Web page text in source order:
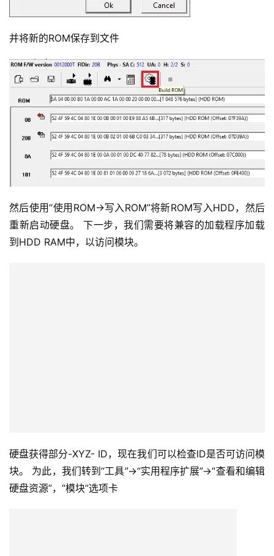
并将新的ROM保存到文件
然后使用“使用ROM->写入ROM”将新ROM写入HDD，然后
重新启动硬盘。 下一步，我们需要将兼容的加载程序加载
到HDD RAM中，以访问模块。
硬盘获得部分-XYZ- ID，现在我们可以检查ID是否可访问模
块。 为此，我们转到“工具”->“实用程序扩展”->“查看和编辑
硬盘资源”，“模块”选项卡